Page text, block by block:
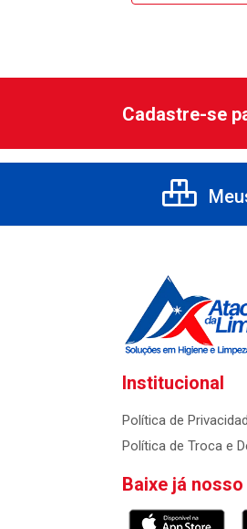
Cadastre-se
Institucional
Política de
Política de Troca e
Baixe já nosso